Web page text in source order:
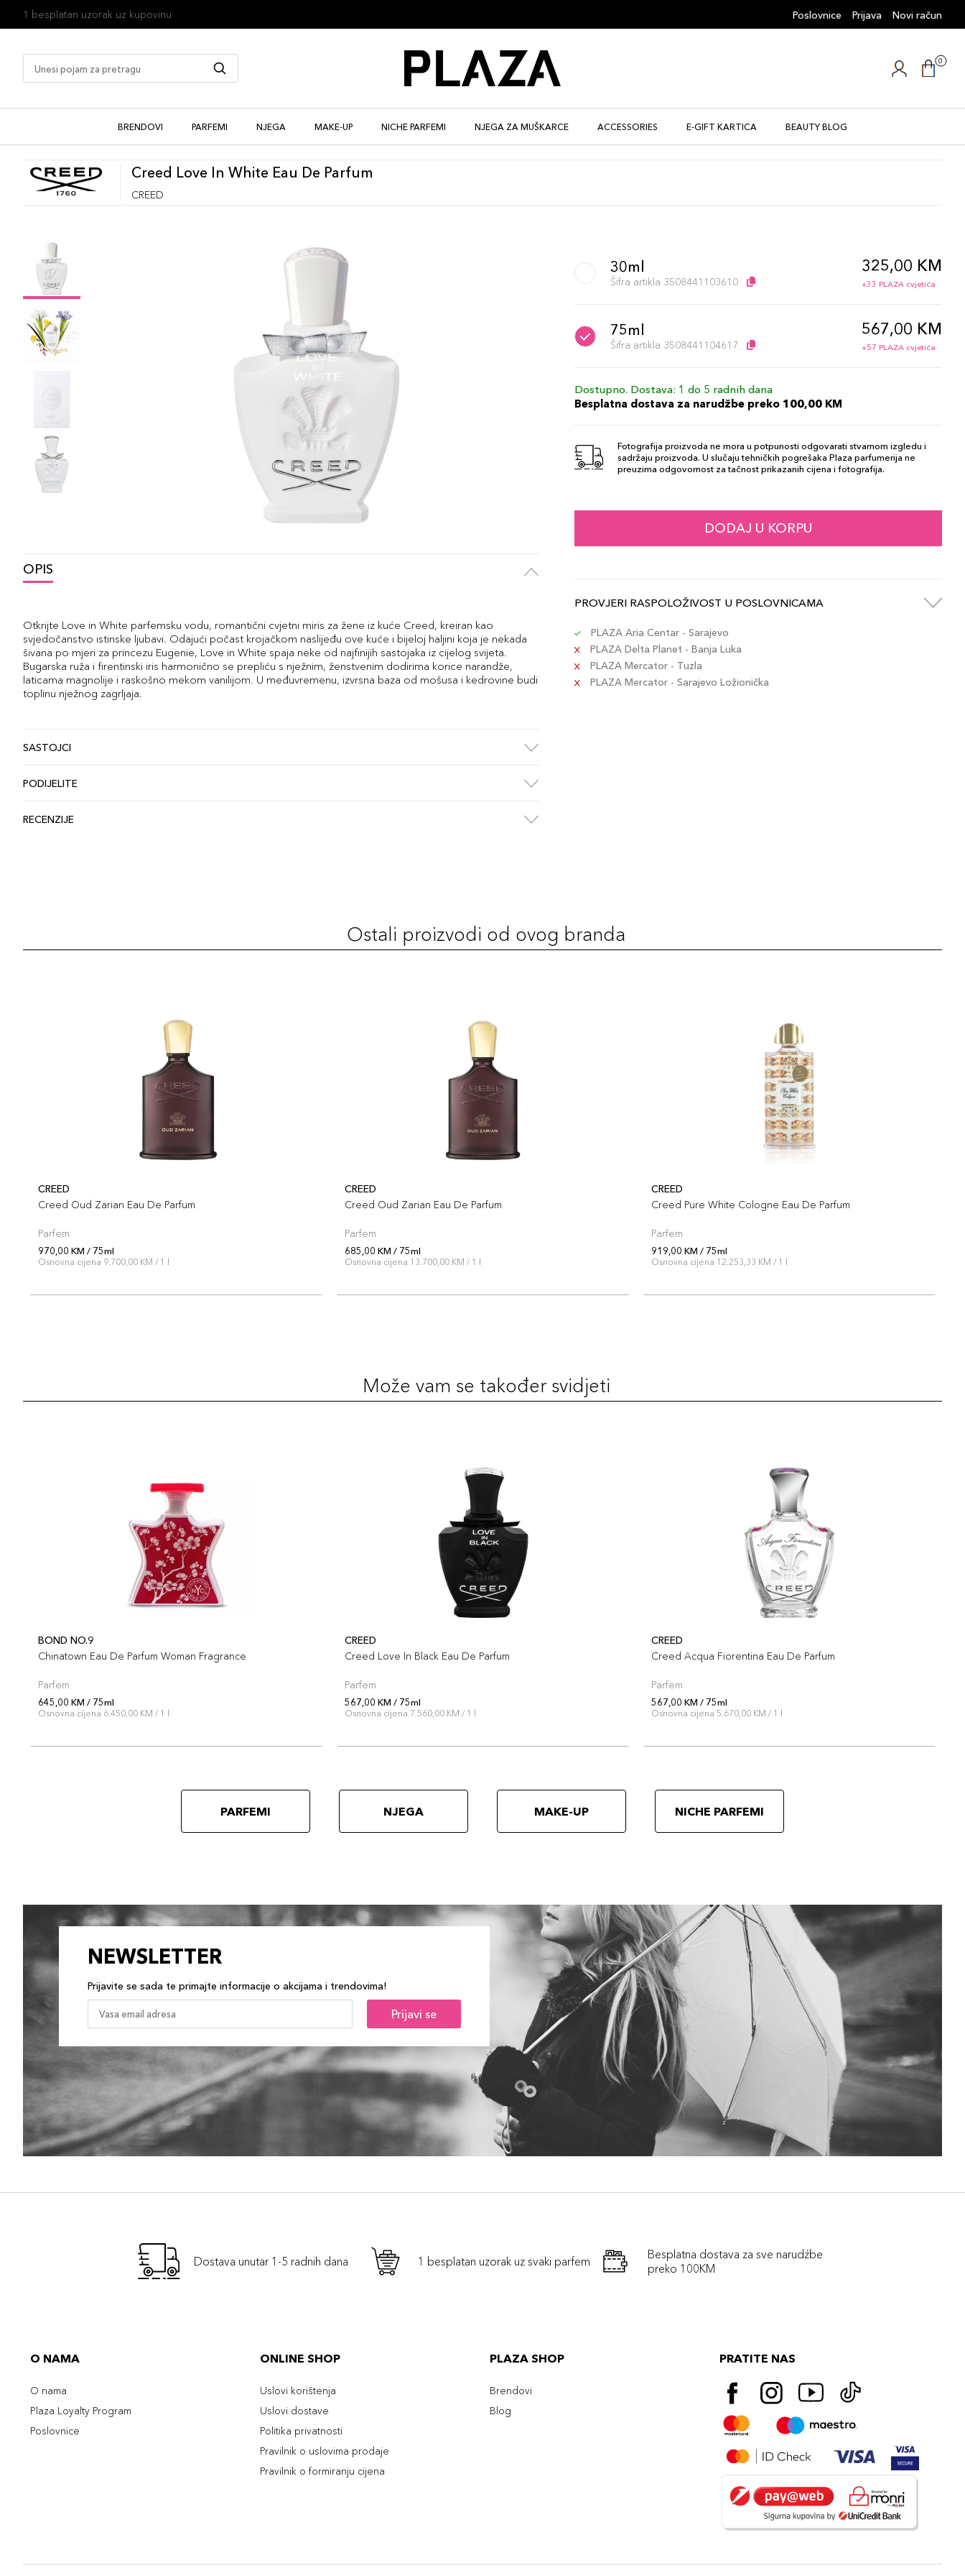
1 besplatan uzorak uz kupovinu Poslovnice Prijava Novi račun
0
BRENDOVI PARFEMI NJEGA MAKE-UP NICHE PARFEMI NJEGA ZA MUŠKARCE ACCESSORIES E-GIFT KARTICA BEAUTY BLOG
Creed Love In White Eau De Parfum
CREED
OPIS
Otkrijte Love in White parfemsku vodu, romantični cvjetni miris za žene iz kuće Creed, kreiran kao
svjedočanstvo istinske ljubavi. Odajući počast krojačkom naslijeđu ove kuće i bijeloj haljini koja je nekada
šivana po mjeri za princezu Eugenie, Love in White spaja neke od najfinijih sastojaka iz cijelog svijeta.
Bugarska ruža i firentinski iris harmonično se prepliću s nježnim, ženstvenim dodirima korice narandže,
laticama magnolije i raskošno mekom vanilijom. U međuvremenu, izvrsna baza od mošusa i kedrovine budi
toplinu nježnog zagrljaja.
SASTOJCI
PODIJELITE
RECENZIJE
30ml
Šifra artikla 3508441103610
325,00 KM
+33 PLAZA cvjetića
75ml
Šifra artikla 3508441104617
567,00 KM
+57 PLAZA cvjetića
Dostupno. Dostava: 1 do 5 radnih dana
Besplatna dostava za narudžbe preko 100,00 KM
Fotografija proizvoda ne mora u potpunosti odgovarati stvarnom izgledu i
sadržaju proizvoda. U slučaju tehničkih pogrešaka Plaza parfumerija ne
preuzima odgovornost za tačnost prikazanih cijena i fotografija.
DODAJ U KORPU
PROVJERI RASPOLOŽIVOST U POSLOVNICAMA
PLAZA Aria Centar - Sarajevo
PLAZA Delta Planet - Banja Luka
PLAZA Mercator - Tuzla
PLAZA Mercator - Sarajevo Ložionička
Ostali proizvodi od ovog branda
CREED
Creed Oud Zarian Eau De Parfum
Parfem
970,00 KM / 75ml
Osnovna cijena 9.700,00 KM / 1 l
CREED
Creed Oud Zarian Eau De Parfum
Parfem
685,00 KM / 75ml
Osnovna cijena 13.700,00 KM / 1 l
CREED
Creed Pure White Cologne Eau De Parfum
Parfem
919,00 KM / 75ml
Osnovna cijena 12.253,33 KM / 1 l
Može vam se također svidjeti
BOND NO.9
Chinatown Eau De Parfum Woman Fragrance
Parfem
645,00 KM / 75ml
Osnovna cijena 6.450,00 KM / 1 l
CREED
Creed Love In Black Eau De Parfum
Parfem
567,00 KM / 75ml
Osnovna cijena 7.560,00 KM / 1 l
CREED
Creed Acqua Fiorentina Eau De Parfum
Parfem
567,00 KM / 75ml
Osnovna cijena 5.670,00 KM / 1 l
PARFEMI NJEGA MAKE-UP NICHE PARFEMI
NEWSLETTER
Prijavite se sada te primajte informacije o akcijama i trendovima!
Prijavi se
Dostava unutar 1-5 radnih dana 1 besplatan uzorak uz svaki parfem
Besplatna dostava za sve narudźbe
preko 100KM
O NAMA
O nama
Plaza Loyalty Program
Poslovnice
ONLINE SHOP
Uslovi korištenja
Uslovi dostave
Politika privatnosti
Pravilnik o uslovima prodaje
Pravilnik o formiranju cijena
PLAZA SHOP
Brendovi
Blog
PRATITE NAS